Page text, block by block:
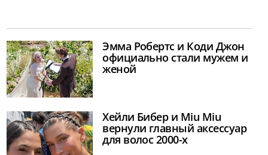
Эмма Робертс и Коди Джон
официально стали мужем и
женой
Хейли Бибер и Miu Miu
вернули главный аксессуар
для волос 2000-х